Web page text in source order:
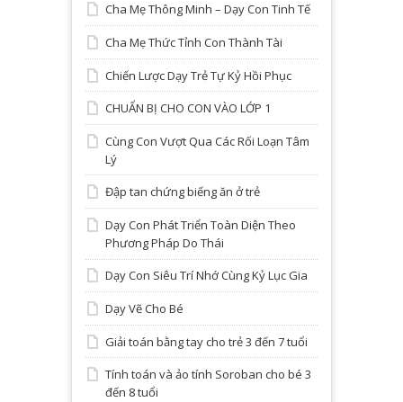
Cha Mẹ Thông Minh – Dạy Con Tinh Tế
Cha Mẹ Thức Tỉnh Con Thành Tài
Chiến Lược Dạy Trẻ Tự Kỷ Hồi Phục
CHUẨN BỊ CHO CON VÀO LỚP 1
Cùng Con Vượt Qua Các Rối Loạn Tâm
Lý
Đập tan chứng biếng ăn ở trẻ
Dạy Con Phát Triển Toàn Diện Theo
Phương Pháp Do Thái
Dạy Con Siêu Trí Nhớ Cùng Kỷ Lục Gia
Dạy Vẽ Cho Bé
Giải toán bằng tay cho trẻ 3 đến 7 tuổi
Tính toán và ảo tính Soroban cho bé 3
đến 8 tuổi